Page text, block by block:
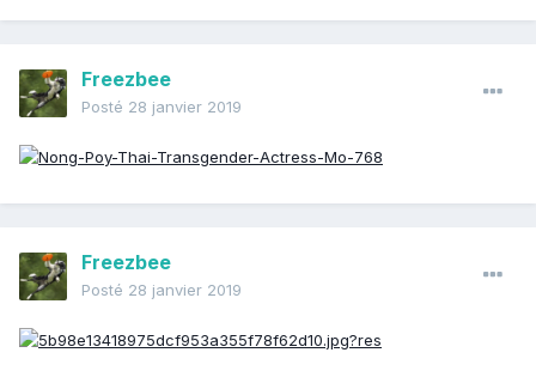
Freezbee
Posté 28 janvier 2019
Freezbee
Posté 28 janvier 2019